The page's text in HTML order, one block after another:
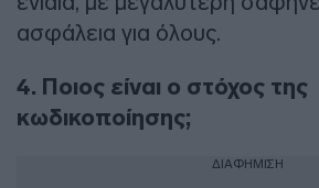
ασφάλεια για όλους.
4. Ποιος είναι ο στόχος της
κωδικοποίησης;
ΔΙΑΦΗΜΙΣΗ